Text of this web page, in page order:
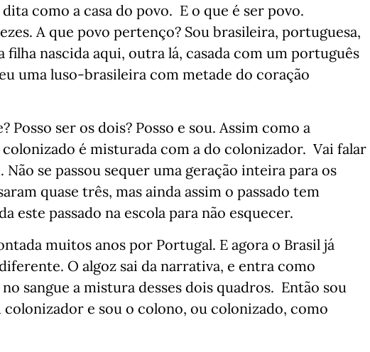
como a casa do povo. E o que é ser povo.
A que povo pertenço? Sou brasileira, portuguesa,
filha nascida aqui, outra lá, casada com um português
uma luso-brasileira com metade do coração
Posso ser os dois? Posso e sou. Assim como a
é misturada com a do colonizador. Vai falar
se passou sequer uma geração inteira para os
quase três, mas ainda assim o passado tem
este passado na escola para não esquecer.
muitos anos por Portugal. E agora o Brasil já
O algoz sai da narrativa, e entra como
sangue a mistura desses dois quadros. Então sou
e sou o colono, ou colonizado, como